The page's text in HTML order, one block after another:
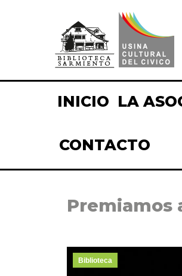
INICIO LA
CONTACTO
Premiamos
Biblioteca